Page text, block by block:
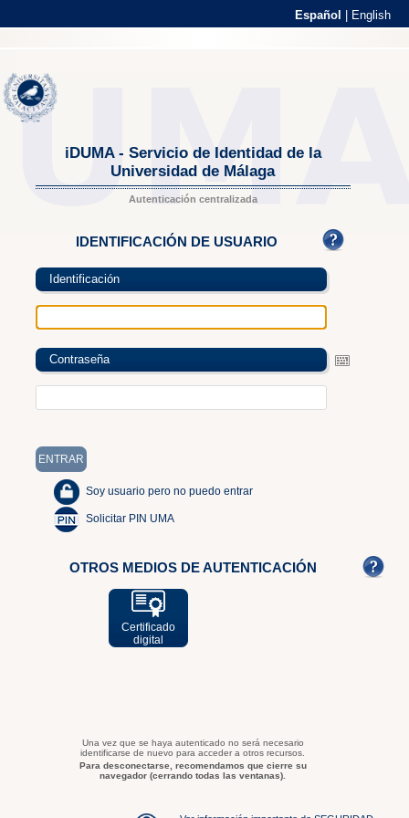
Español English
iDUMA - Servicio de Identidad de la
Universidad de Málaga
Autenticación centralizada
IDENTIFICACIÓN DE USUARIO
Identificación
Contraseña
Soy usuario pero no puedo entrar
Solicitar PIN UMA
OTROS MEDIOS DE AUTENTICACIÓN
Certificado
digital
Una vez que se haya autenticado no será necesario
identificarse de nuevo para acceder a otros recursos.
Para desconectarse, recomendamos que cierre su
navegador (cerrando todas las ventanas).